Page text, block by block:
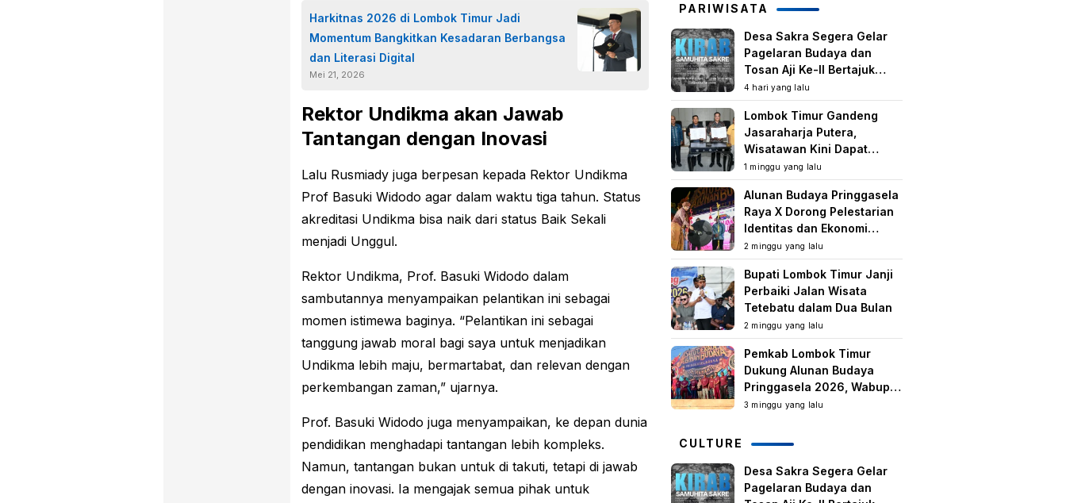
Harkitnas 2026 di Lombok Timur Jadi
Momentum Bangkitkan Kesadaran Berbangsa
dan Literasi Digital
Mei 21, 2026
Rektor Undikma akan Jawab
Tantangan dengan Inovasi
Lalu Rusmiady juga berpesan kepada Rektor Undikma
Prof Basuki Widodo agar dalam waktu tiga tahun. Status
akreditasi Undikma bisa naik dari status Baik Sekali
menjadi Unggul.
Rektor Undikma, Prof. Basuki Widodo dalam
sambutannya menyampaikan pelantikan ini sebagai
momen istimewa baginya. “Pelantikan ini sebagai
tanggung jawab moral bagi saya untuk menjadikan
Undikma lebih maju, bermartabat, dan relevan dengan
perkembangan zaman,” ujarnya.
Prof. Basuki Widodo juga menyampaikan, ke depan dunia
pendidikan menghadapi tantangan lebih kompleks.
Namun, tantangan bukan untuk di takuti, tetapi di jawab
dengan inovasi. Ia mengajak semua pihak untuk
PARIWISATA
Desa Sakra Segera Gelar
Pagelaran Budaya dan
Tosan Aji Ke-II Bertajuk
Samuhita Sakre
4 hari yang lalu
Lombok Timur Gandeng
Jasaraharja Putera,
Wisatawan Kini Dapat
Perlindungan Asuransi di
Destinasi Wisata
1 minggu yang lalu
Alunan Budaya Pringgasela
Raya X Dorong Pelestarian
Identitas dan Ekonomi
Masyarakat
2 minggu yang lalu
Bupati Lombok Timur Janji
Perbaiki Jalan Wisata
Tetebatu dalam Dua Bulan
2 minggu yang lalu
Pemkab Lombok Timur
Dukung Alunan Budaya
Pringgasela 2026, Wabup:
Kegiatan Berbasis
3 minggu yang lalu
CULTURE
Desa Sakra Segera Gelar
Pagelaran Budaya dan